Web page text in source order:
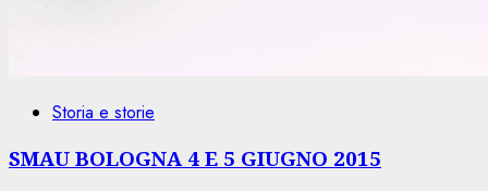
Storia e storie
SMAU BOLOGNA 4 E 5 GIUGNO 2015